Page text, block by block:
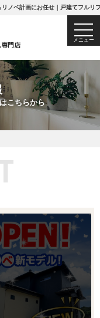
ノベ計画にお任せ｜戸建てフルリ
メニュー
こちらから